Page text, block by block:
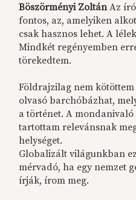
Böszörményi ZoltánAz
fontos, az, amelyiken
csak hasznos lehet. A
Mindkét regényemben
törekedtem.
Földrajzilag nem
olvasó barchóbázhat,
a történet. A
tartottam relevánsnak
helységet.
Globalizált világunkban
mérvadó, ha egy nemzet
írják, írom meg.